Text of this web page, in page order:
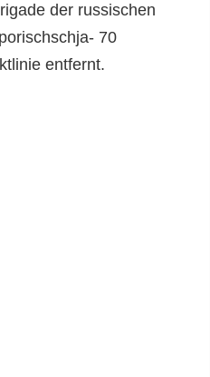
der russischen
70
entfernt.